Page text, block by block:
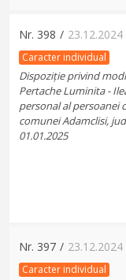
Nr. 398 / 23.12.2024
Caracter individual
Dispoziție privind
Pertache Luminita -
personal al persoanei
comunei Adamclisi,
01.01.2025
Nr. 397 / 23.12.2024
Caracter individual